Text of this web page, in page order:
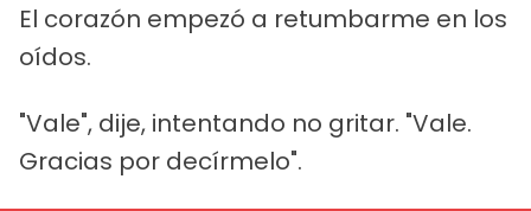
El corazón empezó a retumbarme en los
oídos.
"Vale", dije, intentando no gritar. "Vale.
Gracias por decírmelo".